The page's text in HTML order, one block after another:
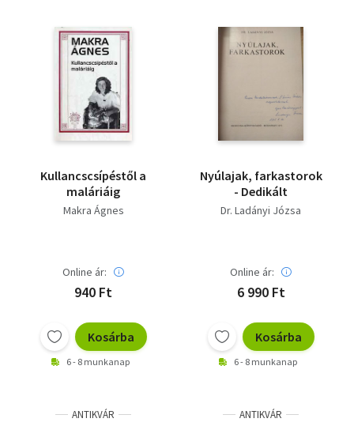
Kullancscsípéstől a
maláriáig
Makra Ágnes
Online ár:
940 Ft
Kosárba
6 - 8 munkanap
Nyúlajak, farkastorok
- Dedikált
Dr. Ladányi Józsa
Online ár:
6 990 Ft
Kosárba
6 - 8 munkanap
ANTIKVÁR ANTIKVÁR